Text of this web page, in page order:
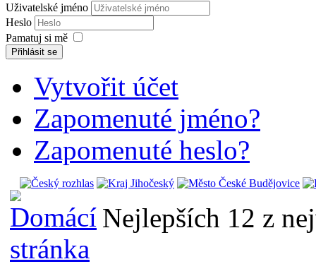
Uživatelské jméno
Heslo
Pamatuj si mě
Přihlásit se
Vytvořit účet
Zapomenuté jméno?
Zapomenuté heslo?
Nejlepších 12 z